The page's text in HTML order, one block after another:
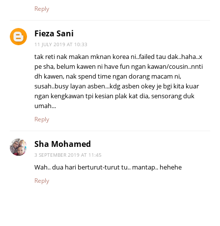
Reply
Fieza Sani
11 JULY 2019 AT 10:33
tak reti nak makan mknan korea ni..failed tau dak..haha..x
pe sha, belum kawen ni have fun ngan kawan/cousin..nnti
dh kawen, nak spend time ngan dorang macam ni,
susah..busy layan asben...kdg asben okey je bgi kita kuar
ngan kengkawan tpi kesian plak kat dia, sensorang duk
umah...
Reply
Sha Mohamed
3 SEPTEMBER 2019 AT 11:45
Wah.. dua hari berturut-turut tu.. mantap.. hehehe
Reply